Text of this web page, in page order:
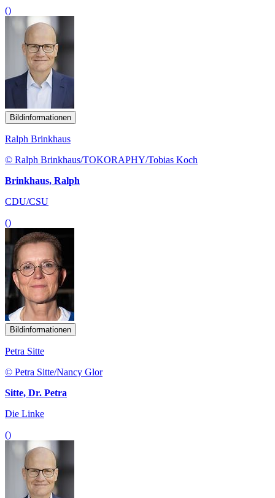
()
Bildinformationen
Ralph Brinkhaus
© Ralph Brinkhaus/TOKORAPHY/Tobias Koch
Brinkhaus, Ralph
CDU/CSU
()
Bildinformationen
Petra Sitte
© Petra Sitte/Nancy Glor
Sitte, Dr. Petra
Die Linke
()